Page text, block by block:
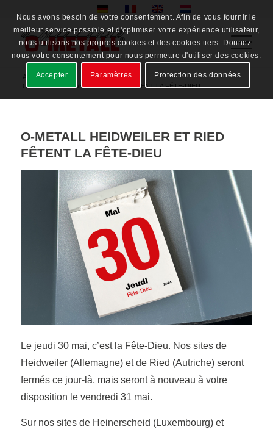
Accueil / News
O-METALL HEIDWEILER ET RIED FÊTENT LA FÊTE-DIEU
O-METALL HEIDWEILER ET RIED
FÊTENT LA FÊTE-DIEU
Le jeudi 30 mai, c’est la Fête-Dieu. Nos sites de
Heidweiler (Allemagne) et de Ried (Autriche) seront
fermés ce jour-là, mais seront à nouveau à votre
disposition le vendredi 31 mai.
Sur nos sites de Heinerscheid (Luxembourg) et
Nous avons besoin de votre consentement. Afin de vous fournir le
meilleur service possible et d'optimiser votre expérience utilisateur,
nous utilisons nos propres cookies et des cookies tiers. Donnez-
nous votre consentement pour nous permettre d'utiliser des cookies.
Accepter Paramètres Protection des données